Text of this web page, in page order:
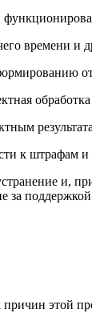
времени и
к штрафам
и,
этой